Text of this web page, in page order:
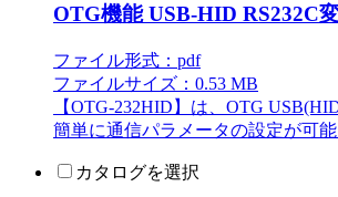
OTG機能 USB-HID RS232C
ファイル形式：pdf
ファイルサイズ：0.53 MB
【OTG-232HID】は、OTG
簡単に通信パラメータの設定が可能
カタログを選択